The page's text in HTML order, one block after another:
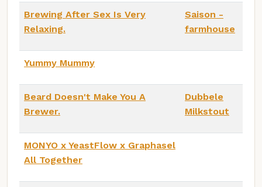
Brewing After Sex Is Very
Relaxing.
Saison -
farmhouse
Yummy Mummy
Beard Doesn't Make You A
Brewer.
Dubbele
Milkstout
MONYO x YeastFlow x Graphasel
All Together